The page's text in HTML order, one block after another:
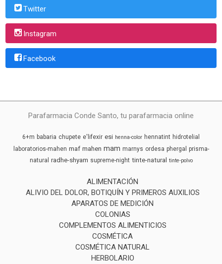
Twitter
Instagram
Facebook
Parafarmacia Conde Santo, tu parafarmacia online
6+m babaria chupete e'lifexir esi henna-color hennatint hidrotelial
laboratorios-mahen maf mahen mam marnys ordesa phergal prisma-
natural radhe-shyam supreme-night tinte-natural tinte-polvo
ALIMENTACIÓN
ALIVIO DEL DOLOR, BOTIQUÍN Y PRIMEROS AUXILIOS
APARATOS DE MEDICIÓN
COLONIAS
COMPLEMENTOS ALIMENTICIOS
COSMÉTICA
COSMÉTICA NATURAL
HERBOLARIO